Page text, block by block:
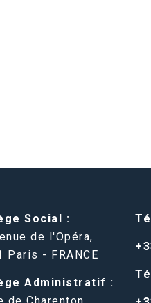
Social :
de l'Opéra,
Paris - FRANCE
Administratif :